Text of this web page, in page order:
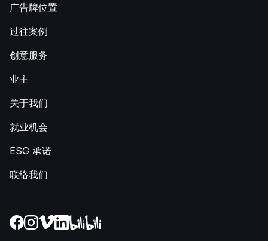
广告牌位置
过往案例
创意服务
业主
关于我们
就业机会
ESG 承诺
联络我们